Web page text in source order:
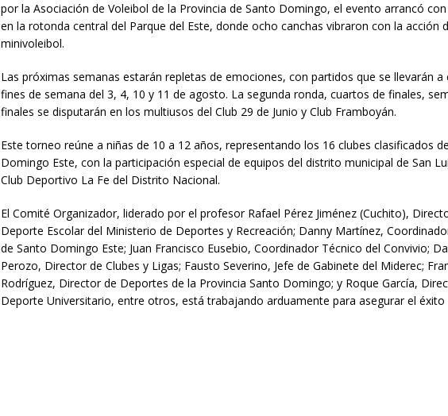
por la Asociación de Voleibol de la Provincia de Santo Domingo, el evento arrancó
en la rotonda central del Parque del Este, donde ocho canchas vibraron con la acción
minivoleibol.
Las próximas semanas estarán repletas de emociones, con partidos que se llevarán a
fines de semana del 3, 4, 10 y 11 de agosto. La segunda ronda, cuartos de finales,
finales se disputarán en los multiusos del Club 29 de Junio y Club Framboyán.
Este torneo reúne a niñas de 10 a 12 años, representando los 16 clubes clasificados
Domingo Este, con la participación especial de equipos del distrito municipal de San
Club Deportivo La Fe del Distrito Nacional.
El Comité Organizador, liderado por el profesor Rafael Pérez Jiménez (Cuchito),
Deporte Escolar del Ministerio de Deportes y Recreación; Danny Martínez,
de Santo Domingo Este; Juan Francisco Eusebio, Coordinador Técnico del Convivio;
Perozo, Director de Clubes y Ligas; Fausto Severino, Jefe de Gabinete del Miderec;
Rodríguez, Director de Deportes de la Provincia Santo Domingo; y Roque García,
Deporte Universitario, entre otros, está trabajando arduamente para asegurar el éxito